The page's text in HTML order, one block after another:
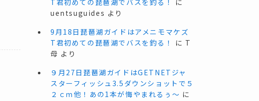
T君初めての琵琶湖でバスを釣る！
に
uentsuguides より
9月18日琵琶湖ガイドはアメニモマケズ
T君初めての琵琶湖でバスを釣る！
に T
母 より
９月27日琵琶湖ガイドはGETNETジャ
スターフィッシュ3.5ダウンショットで５
２ｃｍ他！あの1本が悔やまれるぅ～ に